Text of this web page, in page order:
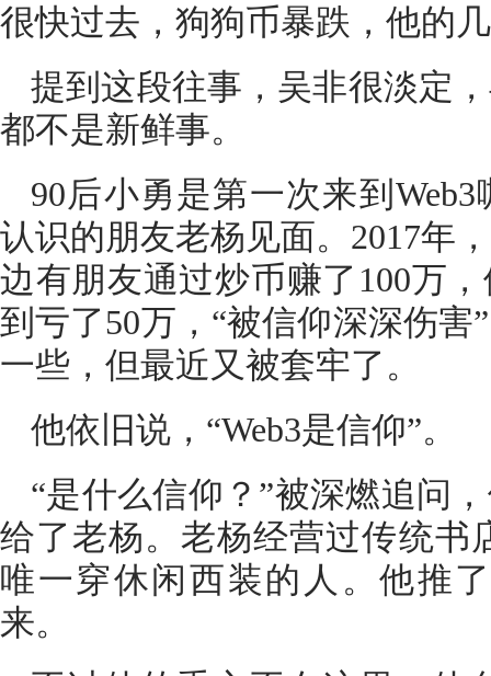
很快过去，狗狗币暴跌，他的
提到这段往事，吴非很淡定
都不是新鲜事。
90后小勇是第一次来到
认识的朋友老杨见面。2017年
边有朋友通过炒币赚了100万
到亏了50万，“被信仰深深伤
一些，但最近又被套牢了。
他依旧说，“Web3是信仰”。
“是什么信仰？”被深燃追问
给了老杨。老杨经营过传统书
唯一穿休闲西装的人。他推
来。